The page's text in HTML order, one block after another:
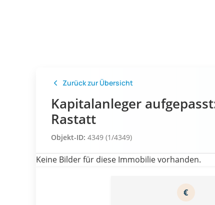
Zurück zur Übersicht
Kapitalanleger
Rastatt
Objekt-ID: 4349 (1/4349)
Keine Bilder für diese Immobilie vorhanden.
€